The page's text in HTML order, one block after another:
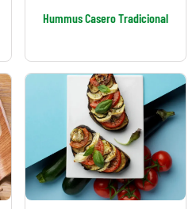
Hummus Casero Tradicional